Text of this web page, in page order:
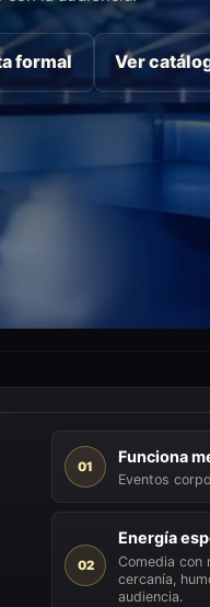
formal Ver
01
Funciona
Eventos
02
Energía
Comedia con
cercanía,
audiencia.